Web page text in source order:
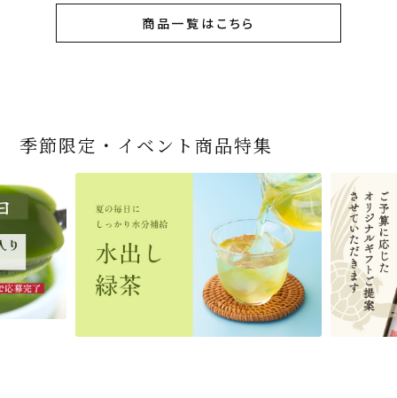
商品一覧はこちら
宇治抹茶だいふく 和
三盆仕立て 6個入
2,592 (税込)
お茶屋の京都 宇治抹
1,743 (税込)
近江米と日本酒の「み
ずかがみ」パウンドケ
ーキ（カット）-単品-
540 (税込)
商品一覧はこちら
緑茶ティーパック（セ
ンパックシリーズ） 5g
×50袋
864 (税込)
ありがとう メッセージ
付き緑茶ティーバッグ
410 (税込)
【季節限定】水出し緑
茶詰合せ 気軽に愉し
むセット
1,420 (税込)
商品一覧はこちら
宇治抹茶そば3袋・そ
ばつゆ6袋（6人前）セ
ット 化粧箱（カート
ン/ギフトボックス）
3,032 (税込)
宇治抹茶そば２袋・そ
2,278 (税込)
【送料込み】宇治抹茶
そば160ｇ×2袋（4人
前）＋特撰そばつゆ4
個（ポスト便）
2,028 (税込)
商品一覧はこちら
老舗茶舗の宇治抹茶
かすていらと宇治冠煎
茶の詰合せ
4,112 (税込)
宇治抹茶焼き菓子詰
4,511 (税込)
老舗茶舗のひやひやス
イーツセット 3種6個
3,356 (税込)
商品一覧はこちら
茶道具 帛紗 ふくさ 無
地 正絹帛紗 7匁(もん
め) (朱・赤・紫) (ポス
ト便対応可)
4,730 (税込)
茶道具 扇子（せんす）
扇子 利休百首 白竹 6
1,716 (税込)
茶道具 抹茶茶碗（まっ
ちゃちゃわん） 刷毛目
茶碗 前田 瑞雲
4,290 (税込)
商品一覧はこちら
季節限定・イベント商品特集